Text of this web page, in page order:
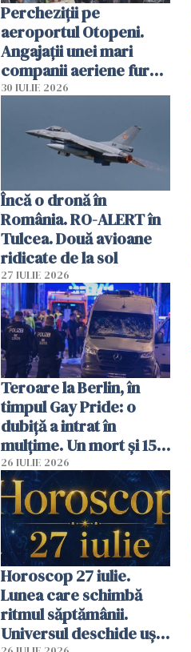
Percheziții pe
aeroportul Otopeni.
Angajații unei mari
companii aeriene furau
parfumuri, ceasuri și
vânzării
30 IULIE 2026
Încă o dronă în
România. RO-ALERT în
Tulcea. Două avioane
ridicate de la sol
27 IULIE 2026
Teroare la Berlin, în
timpul Gay Pride: o
dubiță a intrat în
mulțime. Un mort și 15
răniți
26 IULIE 2026
Horoscop 27 iulie.
Lunea care schimbă
ritmul săptămânii.
Universul deschide uși